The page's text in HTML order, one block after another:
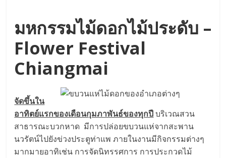
มหกรรมไม้ดอกไม้ประดับ –
Flower Festival
Chiangmai
จัดขึ้นใน
อาทิตย์แรกของเดือนกุมภาพันธ์ของทุกปีบริเวณสวน
สาธารณะบวกหาด มีการปล่อยขบวนแห่จากสะพาน
นวรัตน์ไปยังข่วงประตูท่าแพ ภายในงานมีกิจกรรมต่างๆ
มากมายอาทิเช่น การจัดนิทรรศการ การประกวดไม้